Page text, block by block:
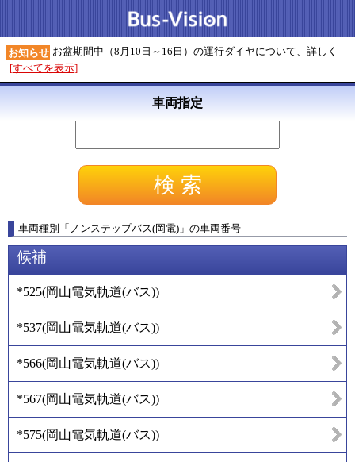
お知らせ お盆期間中（8月10日～16日）の運行ダイヤについて、詳しく
[すべてを表示]
車両指定
車両種別 「 ノンステップバス(岡電) 」 の車両番号
候補
*525(岡山電気軌道(バス))
*537(岡山電気軌道(バス))
*566(岡山電気軌道(バス))
*567(岡山電気軌道(バス))
*575(岡山電気軌道(バス))